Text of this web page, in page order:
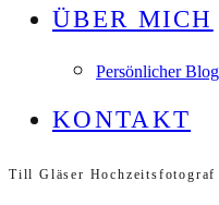
ÜBER MICH
Persönlicher Blog
KONTAKT
Till Gläser Hochzeitsfotograf